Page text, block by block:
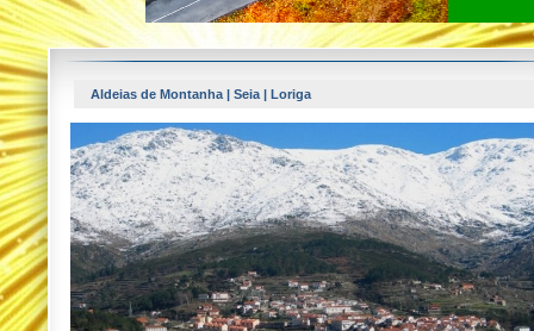
Aldeias de Montanha | Seia | Loriga